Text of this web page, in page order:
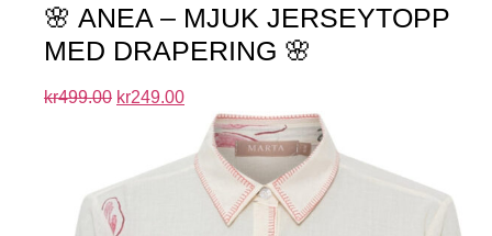
🌸 ANEA – MJUK JERSEYTOPP
MED DRAPERING 🌸
kr499.00 kr249.00